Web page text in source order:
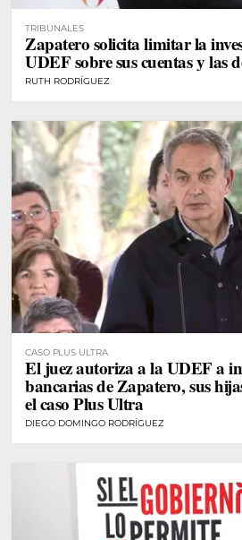
TRIBUNALES
Zapatero solicita limitar la
UDEF sobre sus cuentas y las
RUTH RODRÍGUEZ
CASO PLUS ULTRA
El juez autoriza a la UDEF a
bancarias de Zapatero, sus
el caso Plus Ultra
DIEGO DOMINGO RODRÍGUEZ